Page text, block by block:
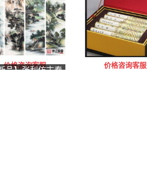
品】张利仿古春
价格咨询客服 价格咨询客服